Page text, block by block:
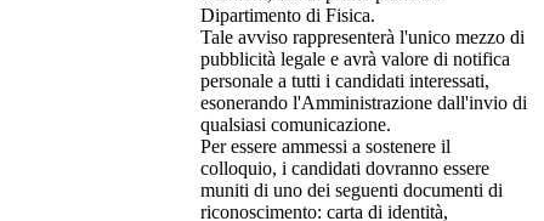
Dipartimento di Fisica.
Tale avviso rappresenterà l'unico mezzo di
pubblicità legale e avrà valore di notifica
personale a tutti i candidati interessati,
esonerando l'Amministrazione dall'invio di
qualsiasi comunicazione.
Per essere ammessi a sostenere il
colloquio, i candidati dovranno essere
muniti di uno dei seguenti documenti di
riconoscimento: carta di identità,